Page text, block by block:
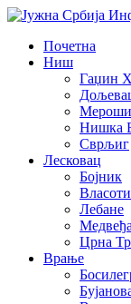
Почетна
Ниш
Гаџин
Нишка
Сврљиг
Лесковац
Бојник
Лебане
Медвеђа
Црна
Врање